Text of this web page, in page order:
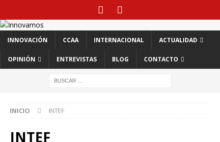
INNOVACIÓN CCAA INTERNACIONAL ACTUALIDAD
OPINIÓN ENTREVISTAS BLOG CONTACTO
INICIO INTEF
INTEF